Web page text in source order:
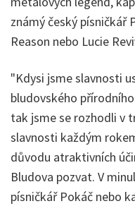
známý český písničkář
Reason nebo Lucie
"Kdysi jsme slavnosti
bludovského
tak jsme se rozhodli v
slavnosti každým
důvodu atraktivních
Bludova pozvat. V
písničkář Pokáč nebo